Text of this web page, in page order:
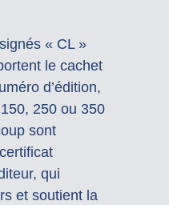
« CL »
le cachet
d’édition,
250 ou 350
sont
qui
et soutient la